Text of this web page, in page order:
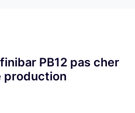
PB12 pas cher
production